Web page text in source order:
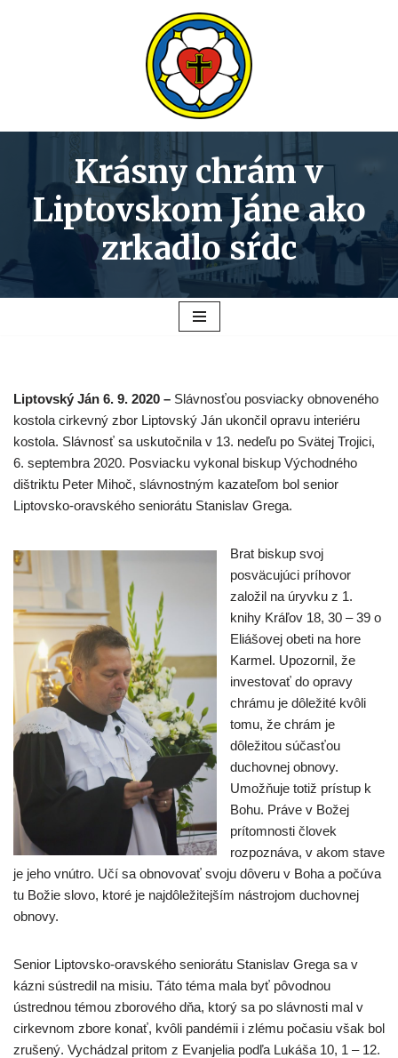
Krásny chrám v
Liptovskom Jáne ako
zrkadlo sŕdc
Liptovský Ján 6. 9. 2020 – Slávnosťou posviacky obnoveného
kostola cirkevný zbor Liptovský Ján ukončil opravu interiéru
kostola. Slávnosť sa uskutočnila v 13. nedeľu po Svätej Trojici,
6. septembra 2020. Posviacku vykonal biskup Východného
dištriktu Peter Mihoč, slávnostným kazateľom bol senior
Liptovsko-oravského seniorátu Stanislav Grega.
Brat biskup svoj
posväcujúci príhovor
založil na úryvku z 1.
knihy Kráľov 18, 30 – 39 o
Eliášovej obeti na hore
Karmel. Upozornil, že
investovať do opravy
chrámu je dôležité kvôli
tomu, že chrám je
dôležitou súčasťou
duchovnej obnovy.
Umožňuje totiž prístup k
Bohu. Práve v Božej
prítomnosti človek
rozpoznáva, v akom stave
je jeho vnútro. Učí sa obnovovať svoju dôveru v Boha a počúva
tu Božie slovo, ktoré je najdôležitejším nástrojom duchovnej
obnovy.
Senior Liptovsko-oravského seniorátu Stanislav Grega sa v
kázni sústredil na misiu. Táto téma mala byť pôvodnou
ústrednou témou zborového dňa, ktorý sa po slávnosti mal v
cirkevnom zbore konať, kvôli pandémii i zlému počasiu však bol
zrušený. Vychádzal pritom z Evanjelia podľa Lukáša 10, 1 – 12.